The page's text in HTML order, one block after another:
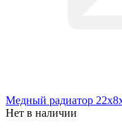
Медный радиатор
Нет в наличии